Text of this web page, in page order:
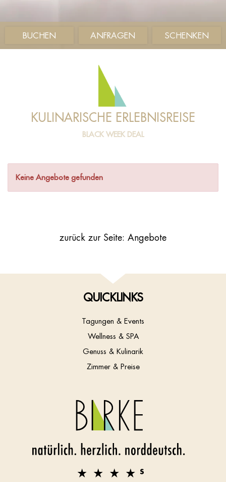
BUCHEN ANFRAGEN SCHENKEN
KULINARISCHE ERLEBNISREISE
BLACK WEEK DEAL
Keine Angebote gefunden
zurück zur Seite: Angebote
QUICKLINKS
Tagungen & Events
Wellness & SPA
Genuss & Kulinarik
Zimmer & Preise